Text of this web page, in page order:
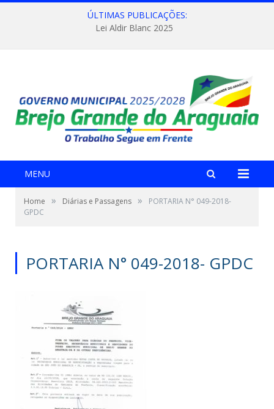
ÚLTIMAS PUBLICAÇÕES:
Lei Aldir Blanc 2025
MENU
Home » Diárias e Passagens »
PORTARIA N° 049-2018-
GPDC
PORTARIA N° 049-2018- GPDC